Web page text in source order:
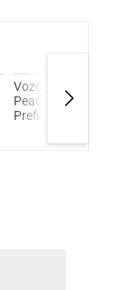
Vozol Sleek –
Peach Ice –
Prefilled Pod 2er